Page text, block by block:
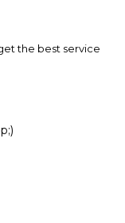
the best service